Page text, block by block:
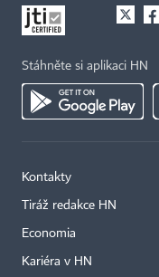
Stáhněte si aplikaci HN
Kontakty
Tiráž redakce HN
Economia
Kariéra v HN